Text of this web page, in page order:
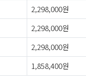
2,298,000원
2,298,000원
2,298,000원
1,858,400원